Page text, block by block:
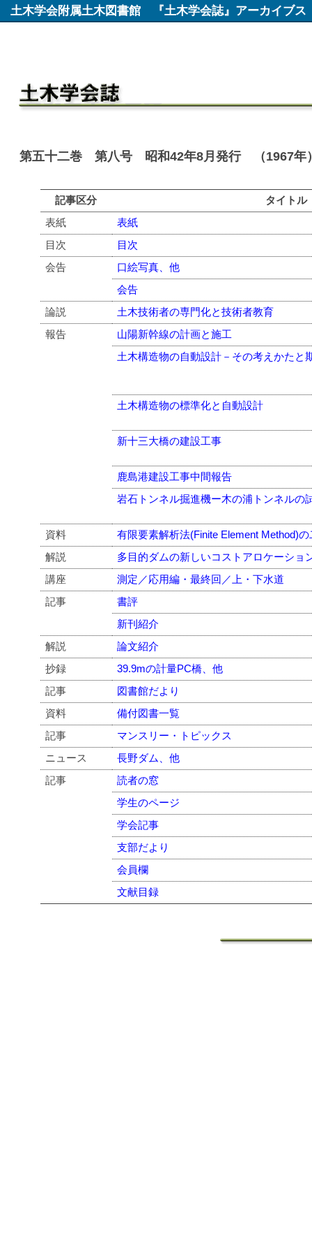
土木学会附属土木図書館 『土木学会誌』アーカイブス
第五十二巻 第八号 昭和42年8月発行 （1967年
記事区分
タイトル
表紙
表紙
目次
目次
会告
口絵写真、他
会告
論説
土木技術者の専門化と技術者教育
報告
山陽新幹線の計画と施工
土木構造物の自動設計－その考えかたと
土木構造物の標準化と自動設計
新十三大橋の建設工事
鹿島港建設工事中間報告
岩石トンネル掘進機ー木の浦トンネルの
資料
有限要素解析法(Finite Element Method)
解説
多目的ダムの新しいコストアロケーショ
講座
測定／応用編・最終回／上・下水道
記事
書評
新刊紹介
解説
論文紹介
抄録
39.9mの計量PC橋、他
記事
図書館だより
資料
備付図書一覧
記事
マンスリー・トピックス
ニュース
長野ダム、他
記事
読者の窓
学生のページ
学会記事
支部だより
会員欄
文献目録